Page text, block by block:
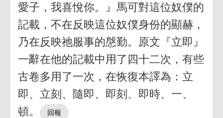
愛子，我喜悅你。』馬可對這位奴僕的
記載，不在反映這位奴僕身份的顯赫，
乃在反映祂服事的慇勤。原文『立即』
一辭在他的記載中用了四十二次，有些
古卷多用了一次，在恢復本譯為：立
即、立刻、隨即、即刻、即時、一、
頓。